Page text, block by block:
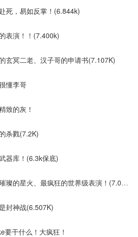
死，易如反掌！(6.844k)
表演！！(7.400k)
玄冥二老、汉子哥的申请书(7.107K)
懂李哥
致的灰！
杀戮(7.2K)
器库！(6.3k保底)
第二百七十一章：极致璀璨的星火、最疯狂的世界级表演！(7.034K)
封神战(6.507K)
要干什么！大疯狂！